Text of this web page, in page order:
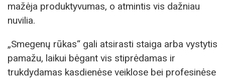
mažėja produktyvumas, o atmintis vis dažniau
nuvilia.
„Smegenų rūkas“ gali atsirasti staiga arba vystytis
pamažu, laikui bėgant vis stiprėdamas ir
trukdydamas kasdienėse veiklose bei profesinėse